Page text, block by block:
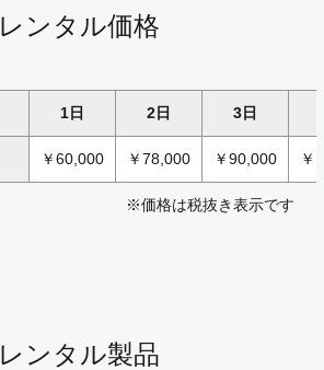
レンタル価格
1日 2日 3日
￥60,000 ￥78,000 ￥90,000 ￥
※価格は税抜き表示です
レンタル製品